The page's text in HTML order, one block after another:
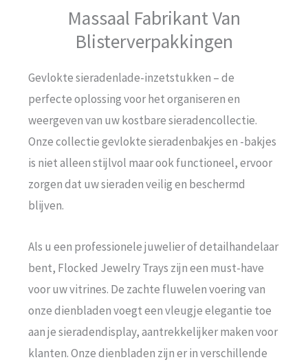
Massaal Fabrikant Van
Blisterverpakkingen
Gevlokte sieradenlade-inzetstukken – de
perfecte oplossing voor het organiseren en
weergeven van uw kostbare sieradencollectie.
Onze collectie gevlokte sieradenbakjes en -bakjes
is niet alleen stijlvol maar ook functioneel, ervoor
zorgen dat uw sieraden veilig en beschermd
blijven.
Als u een professionele juwelier of detailhandelaar
bent, Flocked Jewelry Trays zijn een must-have
voor uw vitrines. De zachte fluwelen voering van
onze dienbladen voegt een vleugje elegantie toe
aan je sieradendisplay, aantrekkelijker maken voor
klanten. Onze dienbladen zijn er in verschillende